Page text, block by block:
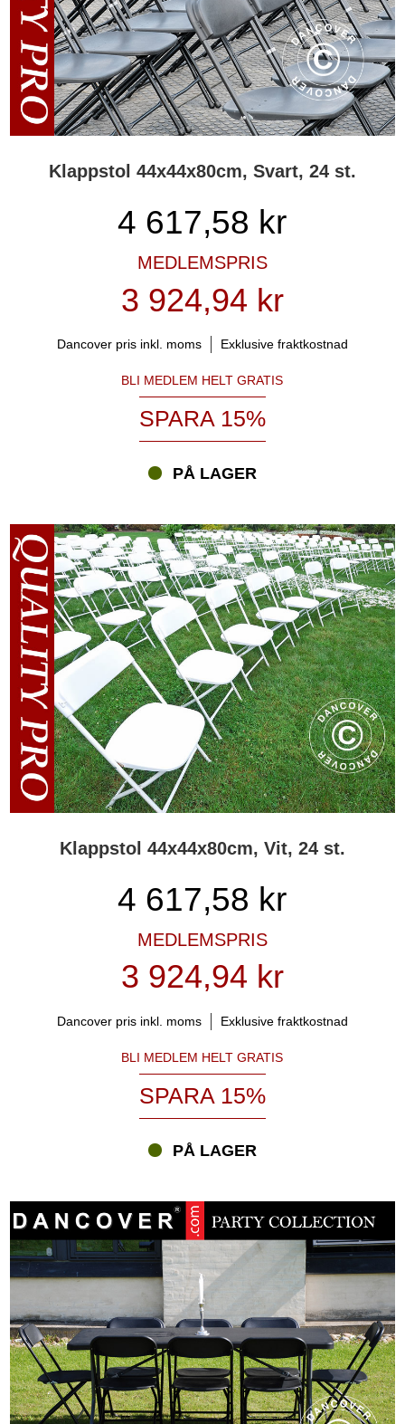
Klappstol 44x44x80cm, Svart, 24 st.
4 617,58 kr
MEDLEMSPRIS
3 924,94 kr
Dancover pris inkl. moms Exklusive fraktkostnad
BLI MEDLEM HELT GRATIS
SPARA 15%
PÅ LAGER
Klappstol 44x44x80cm, Vit, 24 st.
4 617,58 kr
MEDLEMSPRIS
3 924,94 kr
Dancover pris inkl. moms Exklusive fraktkostnad
BLI MEDLEM HELT GRATIS
SPARA 15%
PÅ LAGER